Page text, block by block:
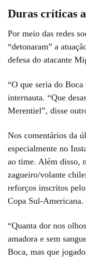
Duras críticas
Por meio das redes
“detonaram” a
defesa do atacante
“O que seria do
internauta. “Que
Merentiel”, disse
Nos comentários da
especialmente no
ao time. Além disso,
zagueiro/volante
reforços inscritos
Copa Sul-Americana.
“Quanta dor nos
amadora e sem
Boca, mas que